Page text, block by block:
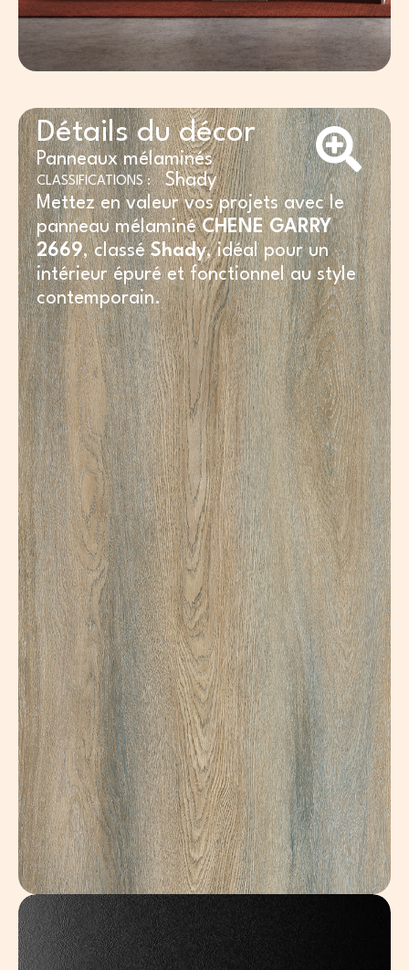
Détails du décor
Panneaux mélaminés
CLASSIFICATIONS :
Shady
Mettez en valeur vos projets avec le
panneau mélaminéCHENE GARRY
2669, classéShady, idéal pour un
intérieur épuré et fonctionnel au style
contemporain.